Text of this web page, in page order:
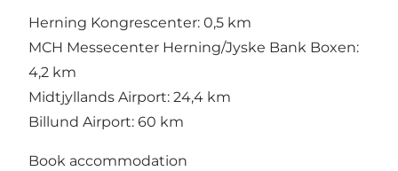
Herning Kongrescenter: 0,5 km
MCH Messecenter Herning/Jyske Bank Boxen:
4,2 km
Midtjyllands Airport: 24,4 km
Billund Airport: 60 km
Book accommodation